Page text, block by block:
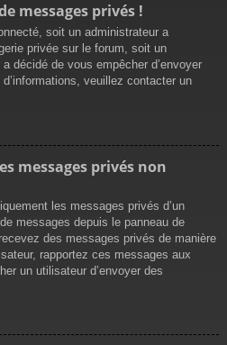
messages privés !
soit un administrateur a
privée sur le forum, soit un
décidé de vous empêcher d’envoyer
veuillez contacter un
messages privés non
les messages privés d’un
messages depuis le panneau de
des messages privés de manière
rapportez ces messages aux
un utilisateur d’envoyer des